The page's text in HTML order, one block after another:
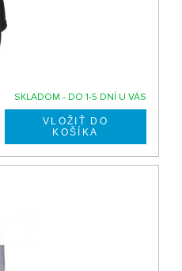
SKLADOM - DO 1-5 DNÍ U VÁS